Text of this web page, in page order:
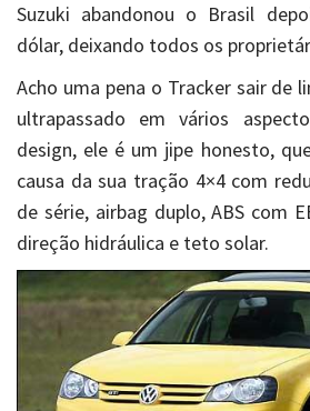
Suzuki abandonou o Brasil
dólar, deixando todos os
Acho uma pena o Tracker sair de
ultrapassado em vários
design, ele é um jipe honesto,
causa da sua tração 4×4 com
de série, airbag duplo, ABS com
direção hidráulica e teto solar.